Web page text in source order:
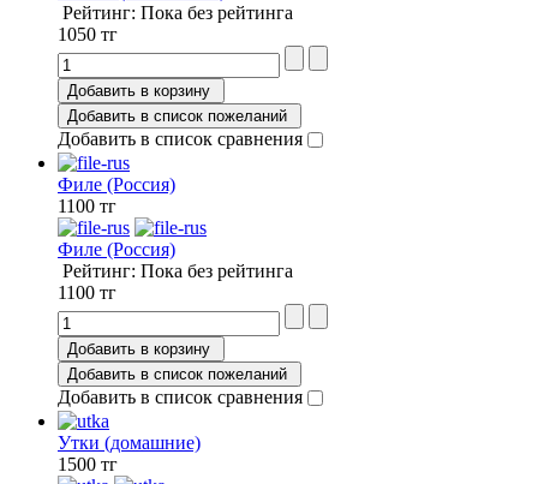
Рейтинг: Пока без рейтинга
1050 тг
Добавить в корзину
Добавить в список пожеланий
Добавить в список сравнения
Филе (Россия)
1100 тг
Филе (Россия)
Рейтинг: Пока без рейтинга
1100 тг
Добавить в корзину
Добавить в список пожеланий
Добавить в список сравнения
Утки (домашние)
1500 тг